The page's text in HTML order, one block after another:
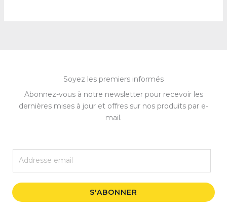
Soyez les premiers informés
Abonnez-vous à notre newsletter pour recevoir les
dernières mises à jour et offres sur nos produits par e-
mail.
m
i
l
S'ABONNER